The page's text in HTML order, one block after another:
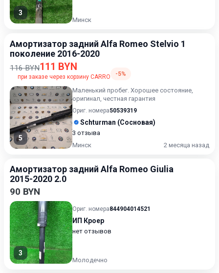
3
Минск
Амортизатор задний Alfa Romeo Stelvio 1
поколение 2016-2020
116 BYN111 BYN
при заказе через корзину CARRO -5%
5
Маленький пробег. Хорошее состояние,
оригинал, честная гарантия
Ориг. номера50539319
Schturman (Сосновая)
3 отзыва
Минск
2 месяца назад
Амортизатор задний Alfa Romeo Giulia
2015-2020 2.0
90 BYN
3
Ориг. номера844904014521
ИП Кроер
нет отзывов
Молодечно